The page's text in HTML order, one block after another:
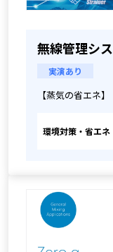
無線管理シ
実演あり
【蒸気の省エネ
環境対策・省エ